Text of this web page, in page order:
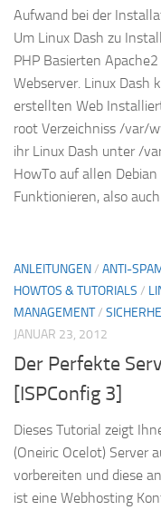
Aufwand bei der
Um Linux Dash zu
PHP Basierten
Webserver. Linux Dash
erstellten Web
root Verzeichniss /var/
ihr Linux Dash unter /
HowTo auf allen
Funktionieren, also
ANLEITUNGEN/ ANTI-
HOWTOS & TUTORIALS /
MANAGEMENT/
JANUAR 23, 2012
Der Perfekte
[ISPConfig 3]
Dieses Tutorial zeigt
(Oneiric Ocelot) Server
vorbereiten und diese
ist eine Webhosting